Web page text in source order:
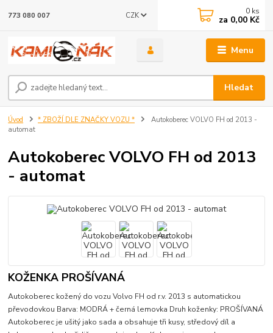
Menu
CZK
Hledat
773 080 007 0 ks
za 0,00 Kč
Úvod * ZBOŽÍ DLE ZNAČKY VOZU *
Autokoberec VOLVO FH od 2013 -
automat
Autokoberec VOLVO FH od 2013
- automat
KOŽENKA PROŠÍVANÁ
Autokoberec kožený do vozu Volvo FH od r.v. 2013 s automatickou
převodovkou Barva: MODRÁ + černá lemovka Druh koženky: PROŠÍVANÁ
Autokoberec je ušitý jako sada a obsahuje tři kusy, středový díl a